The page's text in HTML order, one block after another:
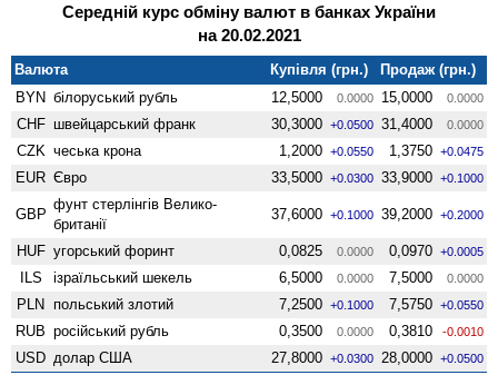
Середній курс обміну валют в банках України
на 20.02.2021
Валюта Купівля (грн.)
Продаж (грн.)
BYN білоруський рубль 12,5000 0.0000 15,0000 0.0000
CHF швейцарський франк 30,3000 +0.0500 31,4000 0.0000
CZK чеська крона 1,2000 +0.0550 1,3750 +0.0475
EUR Євро 33,5000 +0.0300 33,9000 +0.1000
GBP
фунт стерлінгів Велико­
британії
37,6000 +0.1000 39,2000 +0.2000
HUF угорський форинт 0,0825 0.0000 0,0970 +0.0005
ILS ізраїльський шекель 6,5000 0.0000 7,5000 0.0000
PLN польський злотий 7,2500 +0.1000 7,5750 +0.0550
RUB російський рубль 0,3500 0.0000 0,3810 -0.0010
USD долар США 27,8000 +0.0300 28,0000 +0.0500